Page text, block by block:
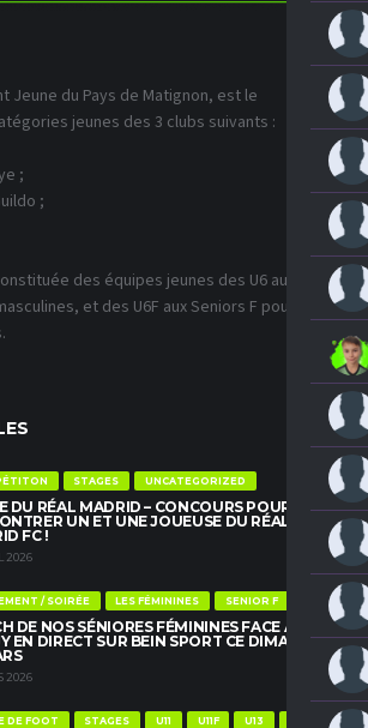
Jeune du Pays de Matignon, est le
jeunes des 3 clubs suivants :
;
;
des équipes jeunes des U6 aux U18
et des U6F aux Seniors F pour les
STAGES UNCATEGORIZED
DU RÉAL MADRID – CONCOURS POUR
UN ET UNE JOUEUSE DU RÉAL
FC !
2026
/ SOIRÉE LES FÉMININES SENIOR F
DE NOS SÉNIORES FÉMININES FACE À
EN DIRECT SUR BEIN SPORT CE DIMANCHE
2026
DE FOOT STAGES U11 U11F U13